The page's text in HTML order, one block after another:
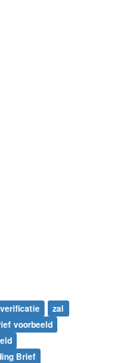
zal
voorbeeld
Brief